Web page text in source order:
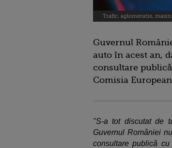
Trafic, aglomeratie,
Guvernul
auto în acest an,
consultare
Comisia
"S-a tot discutat de
Guvernul României
consultare publică